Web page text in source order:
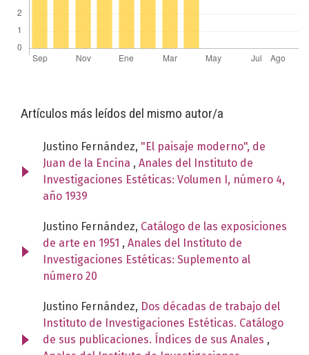
Artículos más leídos del mismo autor/a
Justino Fernández, "El paisaje moderno", de
Juan de la Encina , Anales del Instituto de
Investigaciones Estéticas: Volumen I, número 4,
año 1939
Justino Fernández, Catálogo de las exposiciones
de arte en 1951 , Anales del Instituto de
Investigaciones Estéticas: Suplemento al
número 20
Justino Fernández, Dos décadas de trabajo del
Instituto de Investigaciones Estéticas. Catálogo
de sus publicaciones. Índices de sus Anales ,